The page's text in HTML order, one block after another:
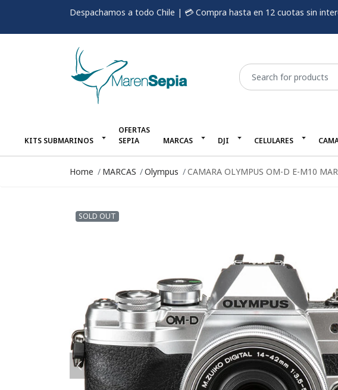
Despachamos a todo Chile | 💳 Compra hasta en 12 cuotas sin
KITS SUBMARINOS
OFERTAS
SEPIA
MARCAS DJI CELULARES
Home MARCAS Olympus CAMARA OLYMPUS OM-D E-M10
SOLD OUT